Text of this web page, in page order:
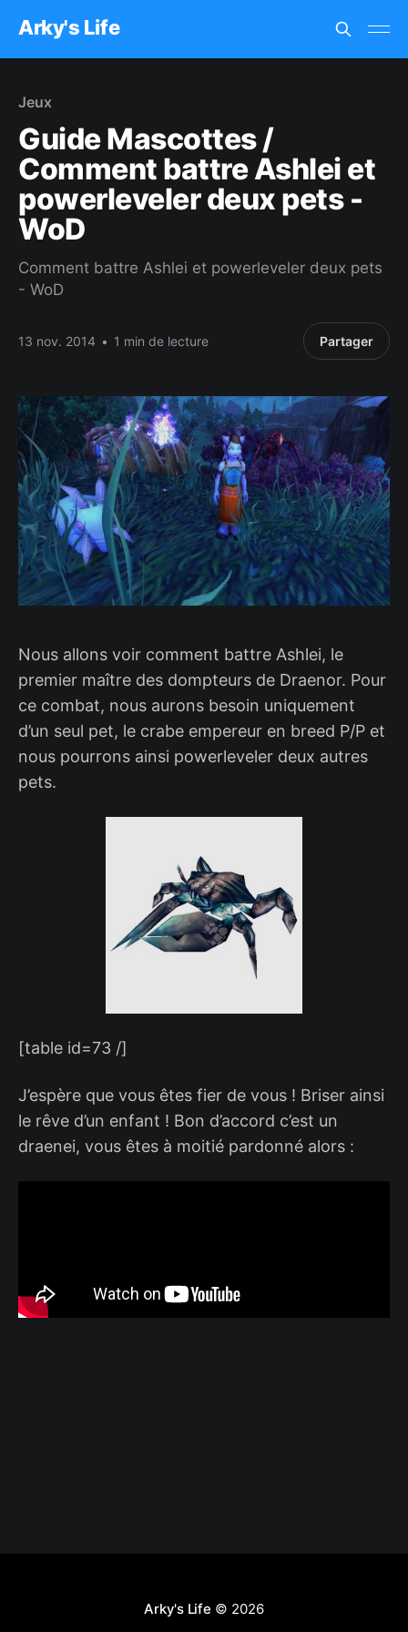
Arky's Life
Jeux
Guide Mascottes /
Comment battre Ashlei et
powerleveler deux pets -
WoD
Comment battre Ashlei et powerleveler deux pets
- WoD
13 nov. 2014 • 1 min de lecture Partager
Nous allons voir comment battre Ashlei, le
premier maître des dompteurs de Draenor. Pour
ce combat, nous aurons besoin uniquement
d’un seul pet, le crabe empereur en breed P/P et
nous pourrons ainsi powerleveler deux autres
pets.
[table id=73 /]
J’espère que vous êtes fier de vous ! Briser ainsi
le rêve d’un enfant ! Bon d’accord c’est un
draenei, vous êtes à moitié pardonné alors :
Arky's Life © 2026